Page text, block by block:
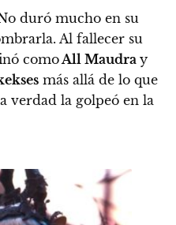
duró mucho en su
Al fallecer su
comoAll Maudra y
más allá de lo que
verdad la golpeó en la